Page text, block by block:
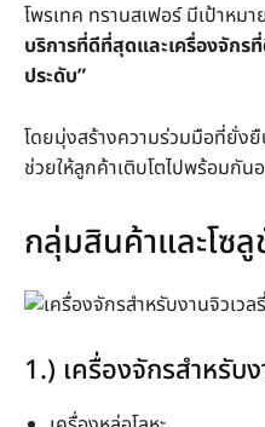
โพรเทค ทรานสเฟอร์ มีเป้าหมา
บริการที่ดีที่สุดและเครื่องจักร
ประดับ”
โดยมุ่งสร้างความร่วมมือที่ยั่ง
ช่วยให้ลูกค้าเติบโตไปพร้อมกัน
กลุ่มสินค้าและโซ
1.) เครื่องจักรสำหรับ